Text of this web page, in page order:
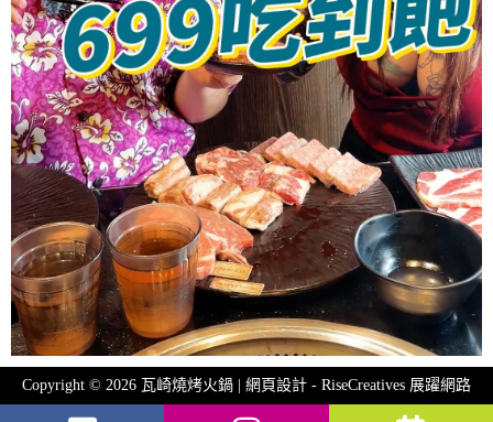
Copyright © 2026 瓦崎燒烤火鍋 | 網頁設計 - RiseCreatives 展躍網路